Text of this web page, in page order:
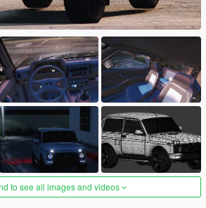
to see all images and videos